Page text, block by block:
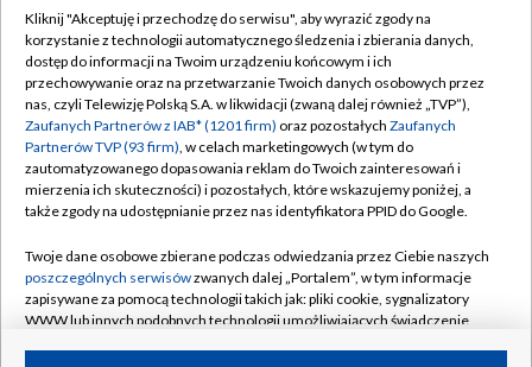
TVP
Abonament TVP
Emisja w TVP
Centrum informacji TVP
Naziemna Telewizja Cyfrowa
Rada Programowa
System NOS
Informacje o nadawcy
Regulamin TVP
Polityka prywatności
Moje zgody
Pomoc
Kontakt
Kanały
Kliknij "Akceptuję i przechodzę do serwisu", aby wyrazić zgody na
korzystanie z technologii automatycznego śledzenia i zbierania danych,
dostęp do informacji na Twoim urządzeniu końcowym i ich
przechowywanie oraz na przetwarzanie Twoich danych osobowych przez
nas, czyli Telewizję Polską S.A. w likwidacji (zwaną dalej również „TVP”),
Zaufanych Partnerów z IAB* (1201 firm) oraz pozostałych Zaufanych
Partnerów TVP (93 firm), w celach marketingowych (w tym do
zautomatyzowanego dopasowania reklam do Twoich zainteresowań i
mierzenia ich skuteczności) i pozostałych, które wskazujemy poniżej, a
także zgody na udostępnianie przez nas identyfikatora PPID do Google.
Twoje dane osobowe zbierane podczas odwiedzania przez Ciebie naszych
poszczególnych serwisówzwanych dalej „Portalem”, w tym informacje
zapisywane za pomocą technologii takich jak: pliki cookie, sygnalizatory
WWW lub innych podobnych technologii umożliwiających świadczenie